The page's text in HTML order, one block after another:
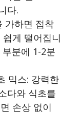
다.
가하면 접착
게 떨어집니
분에 1-2분
믹스: 강력한
다와 식초를
손상 없이